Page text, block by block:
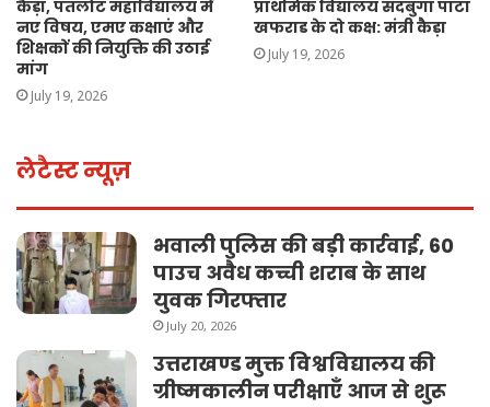
कैड़ा, पतलोट महाविद्यालय में
नए विषय, एमए कक्षाएं और
शिक्षकों की नियुक्ति की उठाई
मांग
July 19, 2026
प्राथमिक विद्यालय सदबुगा पाटा
खफराड के दो कक्ष: मंत्री कैड़ा
July 19, 2026
लेटैस्ट न्यूज़
भवाली पुलिस की बड़ी कार्रवाई, 60
पाउच अवैध कच्ची शराब के साथ
युवक गिरफ्तार
July 20, 2026
उत्तराखण्ड मुक्त विश्वविद्यालय की
ग्रीष्मकालीन परीक्षाएँ आज से शुरू